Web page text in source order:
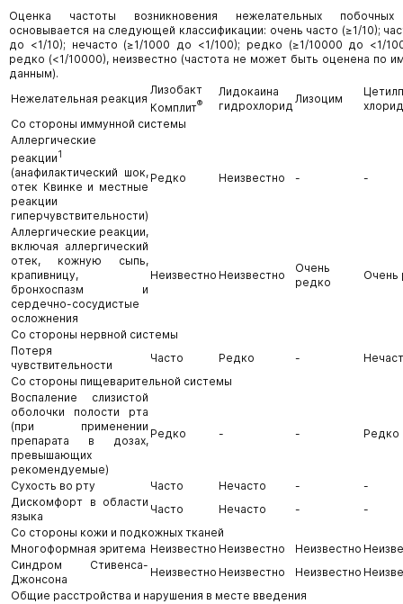
Оценка частоты возникновения нежелательных побочных
основывается на следующей классификации: очень часто (≥1/10);
до <1/10); нечасто (≥1/1000 до <1/100); редко (≥1/10000 до <1/
редко (<1/10000), неизвестно (частота не может быть оценена по
данным).
Нежелательная реакция
Лизобакт
Комплит®
Лидокаина
гидрохлорид
Лизоцим
хлорид
Со стороны иммунной системы
Аллергические
реакции1
(анафилактический шок,
отек Квинке и местные
реакции
гиперчувствительности)
Редко Неизвестно - -
Аллергические реакции,
включая аллергический
отек, кожную сыпь,
крапивницу,
бронхоспазм и
сердечно-сосудистые
осложнения
Неизвестно Неизвестно
Очень
редко
Очень
Со стороны нервной системы
Потеря
чувствительности
Часто Редко -
Со стороны пищеварительной системы
Воспаление слизистой
оболочки полости рта
(при применении
препарата в дозах,
превышающих
рекомендуемые)
Редко - - Редко
Сухость во рту Часто Нечасто -
-
Дискомфорт в области
языка
Часто Нечасто -
-
Со стороны кожи и подкожных тканей
Многоформная эритема Неизвестно Неизвестно Неизвестно
Синдром Стивенса-
Джонсона
Неизвестно Неизвестно Неизвестно
Общие расстройства и нарушения в месте введения